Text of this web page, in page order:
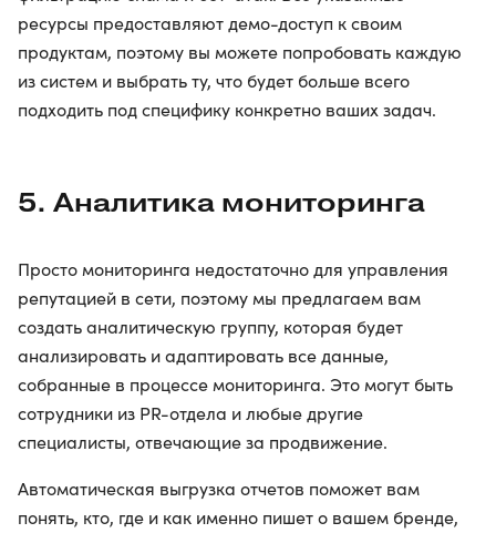
ресурсы предоставляют демо-доступ к своим
продуктам, поэтому вы можете попробовать каждую
из систем и выбрать ту, что будет больше всего
подходить под специфику конкретно ваших задач.
5. Аналитика мониторинга
Просто мониторинга недостаточно для управления
репутацией в сети, поэтому мы предлагаем вам
создать аналитическую группу, которая будет
анализировать и адаптировать все данные,
собранные в процессе мониторинга. Это могут быть
сотрудники из PR-отдела и любые другие
специалисты, отвечающие за продвижение.
Автоматическая выгрузка отчетов поможет вам
понять, кто, где и как именно пишет о вашем бренде,